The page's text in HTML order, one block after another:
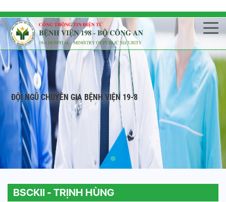
ĐỘI NGŨ CHUYÊN GIA BỆNH VIỆN 19-8
BSCKII - TRỊNH HÙNG